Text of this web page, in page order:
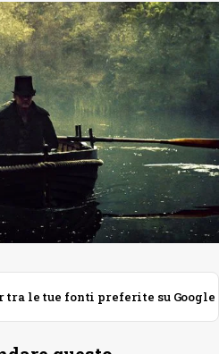
le tue fonti preferite su Google